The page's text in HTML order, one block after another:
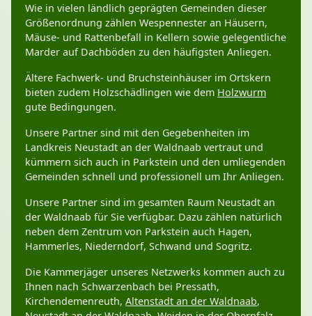
Wie in vielen ländlich geprägten Gemeinden dieser
Größenordnung zählen Wespennester an Häusern,
Mäuse- und Rattenbefall in Kellern sowie gelegentliche
Marder auf Dachböden zu den häufigsten Anliegen.
Ältere Fachwerk- und Bruchsteinhäuser im Ortskern
bieten zudem Holzschädlingen wie dem Holzwurm
gute Bedingungen.
Unsere Partner sind mit den Gegebenheiten im
Landkreis Neustadt an der Waldnaab vertraut und
kümmern sich auch in Parkstein und den umliegenden
Gemeinden schnell und professionell um Ihr Anliegen.
Unsere Partner sind im gesamten Raum Neustadt an
der Waldnaab für Sie verfügbar. Dazu zählen natürlich
neben dem Zentrum von Parkstein auch Hagen,
Hammerles, Niederndorf, Schwand und Sogritz.
Die Kammerjäger unseres Netzwerks kommen auch zu
Ihnen nach Schwarzenbach bei Pressath,
Kirchendemenreuth, Altenstadt an der Waldnaab,